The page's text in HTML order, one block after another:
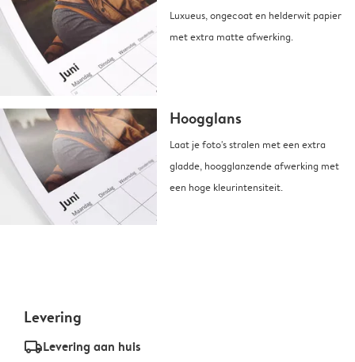
Luxueus, ongecoat en helderwit papier
met extra matte afwerking.
Hoogglans
Laat je foto's stralen met een extra
gladde, hoogglanzende afwerking met
een hoge kleurintensiteit.
Levering
delivery_standard_v2Levering aan huis